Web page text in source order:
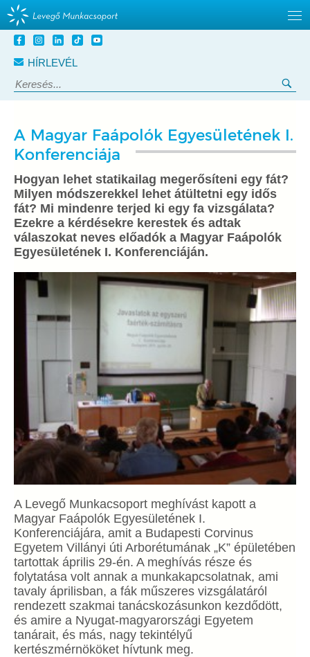
Tovább
tartalomra
HÍRLEVÉL
Keresés:
A Magyar Faápolók Egyesületének I.
Konferenciája
Hogyan lehet statikailag megerősíteni egy fát?
Milyen módszerekkel lehet átültetni egy idős
fát? Mi mindenre terjed ki egy fa vizsgálata?
Ezekre a kérdésekre kerestek és adtak
válaszokat neves előadók a Magyar Faápolók
Egyesületének I. Konferenciáján.
A Levegő Munkacsoport meghívást kapott a
Magyar Faápolók Egyesületének I.
Konferenciájára, amit a Budapesti Corvinus
Egyetem Villányi úti Arborétumának „K” épületében
tartottak április 29-én. A meghívás része és
folytatása volt annak a munkakapcsolatnak, ami
tavaly áprilisban, a fák műszeres vizsgálatáról
rendezett szakmai tanácskozásunkon kezdődött,
és amire a Nyugat-magyarországi Egyetem
tanárait, és más, nagy tekintélyű
kertészmérnököket hívtunk meg.